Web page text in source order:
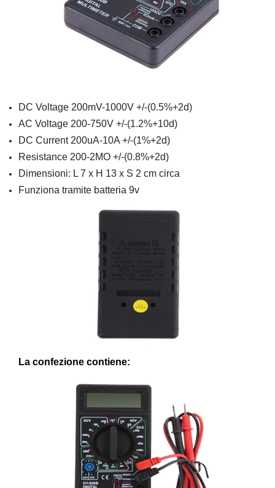
DC Voltage 200mV-1000V +/-(0.5%+2d)
AC Voltage 200-750V +/-(1.2%+10d)
DC Current 200uA-10A +/-(1%+2d)
Resistance 200-2MO +/-(0.8%+2d)
Dimensioni: L 7 x H 13 x S 2 cm circa
Funziona tramite batteria 9v
La confezione contiene: